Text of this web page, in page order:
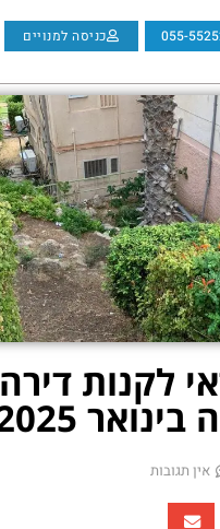
055- כניסה למנויים
לקנות דירה
2025
אין תגובות